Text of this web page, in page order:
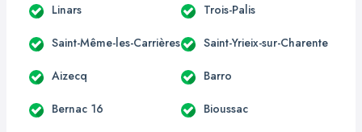
Linars Trois-Palis
Saint-Même-les-Carrières Saint-Yrieix-sur-Charente
Aizecq Barro
Bernac 16 Bioussac